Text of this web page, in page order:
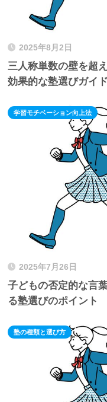
2025年8月2日
三人称単数の壁を超
効果的な塾選びガイド
2025年7月26日
子どもの否定的な言
る塾選びのポイント
学習モチベーション向上法
塾の種類と選び方